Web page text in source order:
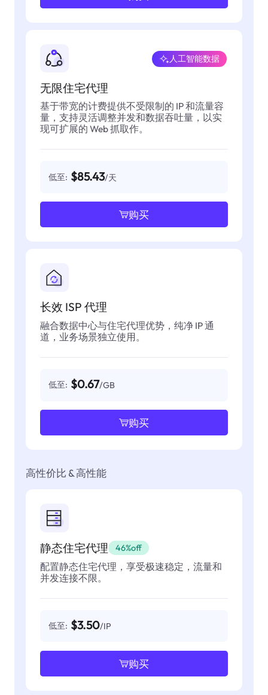
无限住宅代理
人工智能数据
基于带宽的计费提供不受限制的 IP 和流量容
量，支持灵活调整并发和数据吞吐量，以实
现可扩展的 Web 抓取作。
低至: $85.43/天
购买
长效 ISP 代理
融合数据中心与住宅代理优势，纯净 IP 通
道，业务场景独立使用。
低至: $0.67/GB
购买
高性价比 & 高性能
静态住宅代理 46%off
配置静态住宅代理，享受极速稳定，流量和
并发连接不限。
低至: $3.50/IP
购买